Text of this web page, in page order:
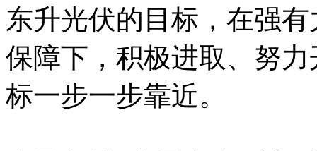
东升光伏的目标，在强
保障下，积极进取、努
标一步一步靠近。